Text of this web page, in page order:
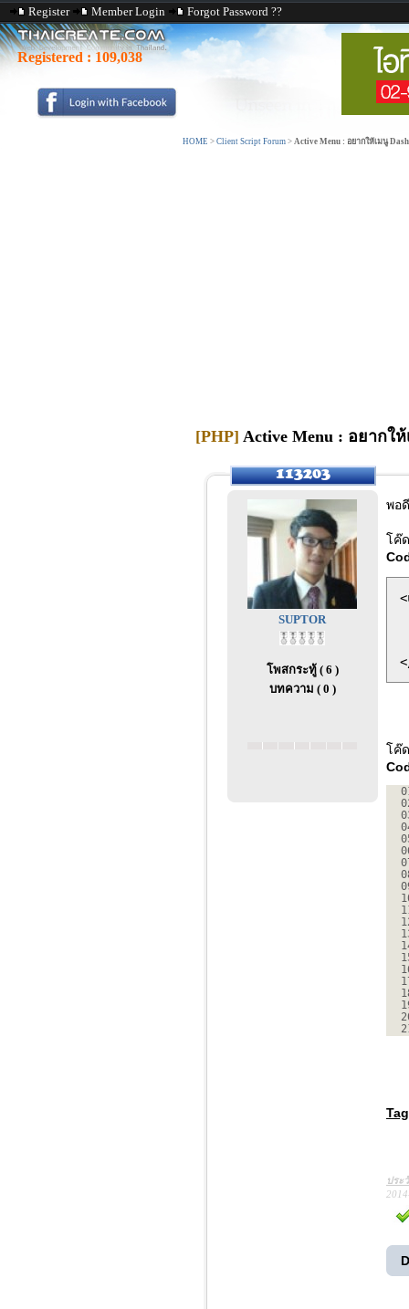
Register Member Login Forgot Password ??
Registered : 109,038
HOME > Client Script Forum > Active Menu : อยากให้เมนู
[PHP] Active Menu : อยากใ
SUPTOR
โพสกระทู้ ( 6 )
บทความ ( 0 )
พอ
โค๊
โค๊
Tag
ประ